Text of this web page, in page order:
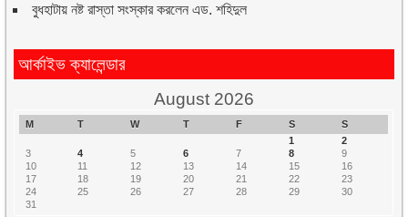
বুধহাটায় নষ্ট রাস্তা সংস্কার করলেন এড. শহিদুল
আর্কাইভ ক্যালেন্ডার
August 2026
M T W T F S
S
1
2
3
4 5 6 7 8
9
10
11 12 13 14 15
16
17
18 19 20 21 22
23
24
25 26 27 28 29
30
31